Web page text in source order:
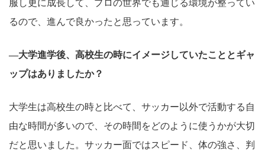
服し更に成長して、プロの世界でも通じる環境が整ってい
るので、進んで良かったと思っています。
―大学進学後、高校生の時にイメージしていたこととギャ
ップはありましたか？
大学生は高校生の時と比べて、サッカー以外で活動する自
由な時間が多いので、その時間をどのように使うかが大切
だと思いました。サッカー面ではスピード、体の強さ、判